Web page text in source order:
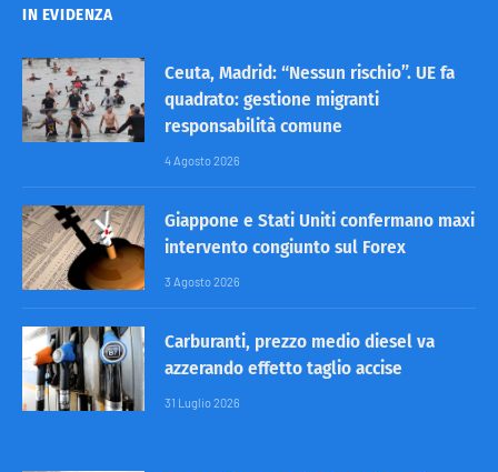
IN EVIDENZA
Ceuta, Madrid: “Nessun rischio”. UE fa
quadrato: gestione migranti
responsabilità comune
4 Agosto 2026
Giappone e Stati Uniti confermano maxi
intervento congiunto sul Forex
3 Agosto 2026
Carburanti, prezzo medio diesel va
azzerando effetto taglio accise
31 Luglio 2026